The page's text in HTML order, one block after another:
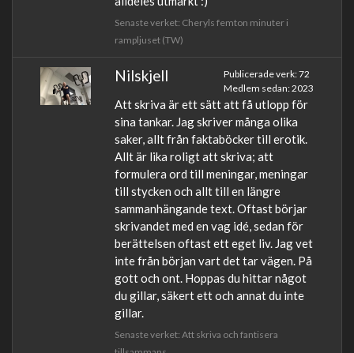
Senaste verket: Cheryls femton minuter i
rampljuset (TW)
Nilskjell
Publicerade verk: 72
Medlem sedan: 2023
Att skriva är ett sätt att få utlopp för
sina tankar. Jag skriver många olika
saker, allt från faktaböcker till erotik.
Allt är lika roligt att skriva; att
formulera ord till meningar, meningar
till stycken och allt till en längre
sammanhängande text. Oftast börjar
skrivandet med en vag idé, sedan för
berättelsen oftast ett eget liv. Jag vet
inte från början vart det tar vägen. På
gott och ont. Hoppas du hittar något
du gillar, säkert ett och annat du inte
gillar.
Senaste verket: Att skriva och fantisera